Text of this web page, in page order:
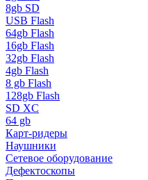
8gb SD
USB Flash
64gb Flash
16gb Flash
32gb Flash
4gb Flash
8 gb Flash
128gb Flash
SD XC
64 gb
Карт-ридеры
Наушники
Сетевое оборудование
Дефектоскопы